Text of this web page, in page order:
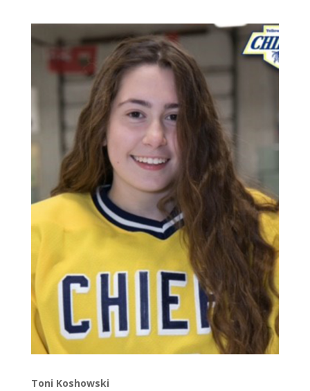
Toni Koshowski